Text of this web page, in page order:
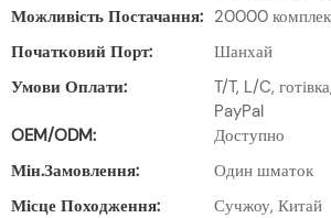
Можливість Постачання: 20000
Початковий Порт:
Шанхай
Умови Оплати:
T/T, L/C,
PayPal
OEM/ODM:
Доступно
Мін.замовлення:
Один шматок
Місце Походження:
Сучжоу, Китай